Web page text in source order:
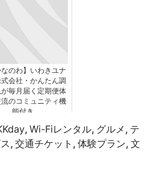
なのわ】いわきユナ
会社・かんたん調
毎月届く定期便体
のコミュニティ機
能付き
, Wi-Fiレンタル, グルメ , テ
, 交通チケット , 体験プラン, 文